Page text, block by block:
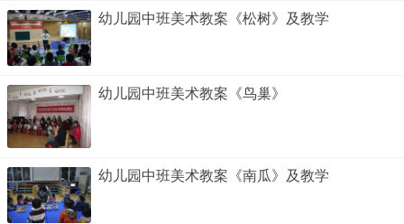
幼儿园中班美术教案《松树》及教学
幼儿园中班美术教案《鸟巢》
幼儿园中班美术教案《南瓜》及教学